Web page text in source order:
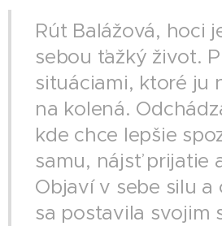
Rút Balážová, hoci
sebou ťažký život.
situáciami, ktoré ju
na kolená.
kde chce lepšie
samu, nájsť prijatie
Objaví v sebe silu
sa postavila svojim